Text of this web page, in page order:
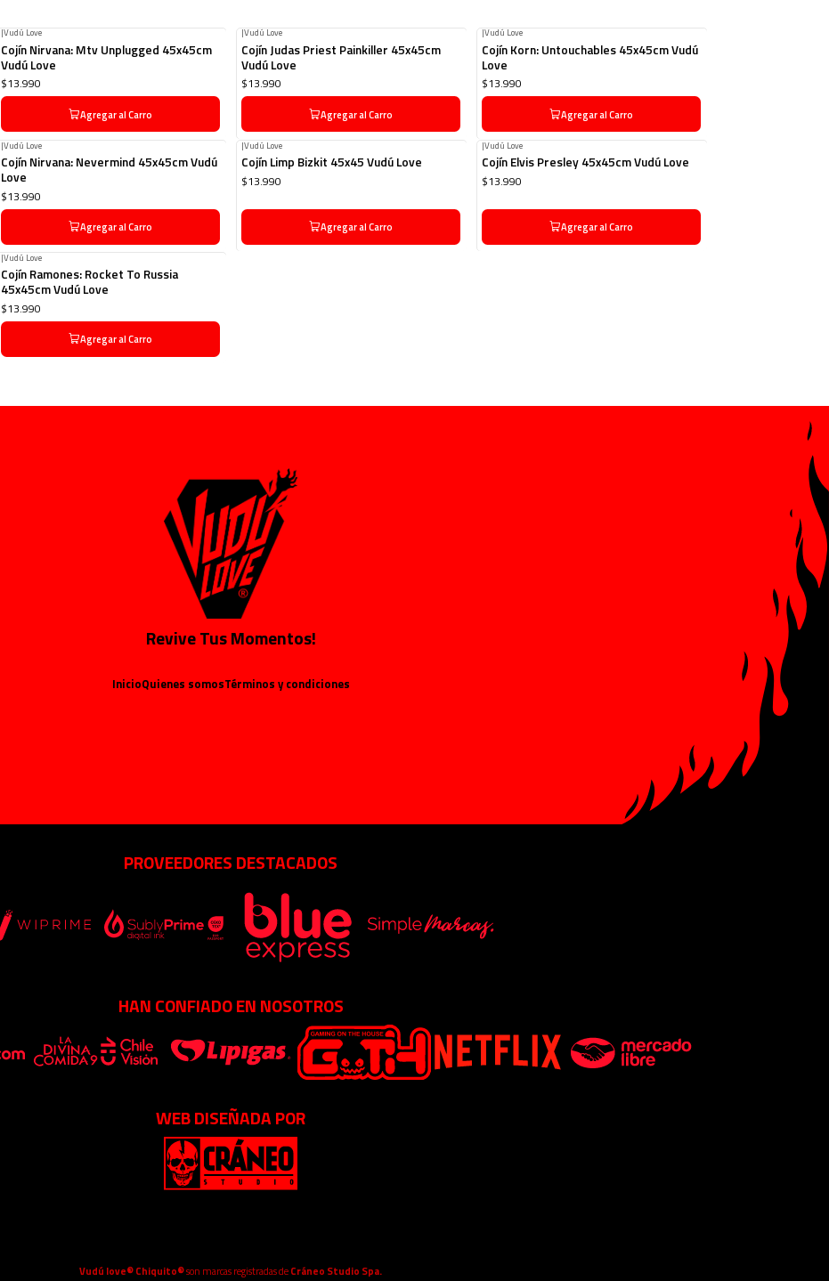
|Vudú Love
Cojín Nirvana: Mtv Unplugged 45x45cm
Vudú Love
$13.990
Agregar al Carro
|Vudú Love
Cojín Judas Priest Painkiller 45x45cm
Vudú Love
$13.990
Agregar al Carro
|Vudú Love
Cojín Korn: Untouchables 45x45cm Vudú
Love
$13.990
Agregar al Carro
|Vudú Love
Cojín Nirvana: Nevermind 45x45cm Vudú
Love
$13.990
Agregar al Carro
|Vudú Love
Cojín Limp Bizkit 45x45 Vudú Love
$13.990
Agregar al Carro
|Vudú Love
Cojín Elvis Presley 45x45cm Vudú Love
$13.990
Agregar al Carro
|Vudú Love
Cojín Ramones: Rocket To Russia
45x45cm Vudú Love
$13.990
Agregar al Carro
Revive Tus Momentos!
InicioQuienes somosTérminos y condiciones
PROVEEDORES DESTACADOS
HAN CONFIADO EN NOSOTROS
WEB DISEÑADA POR
Vudú love® Chiquito®son marcas registradas deCráneo Studio Spa.